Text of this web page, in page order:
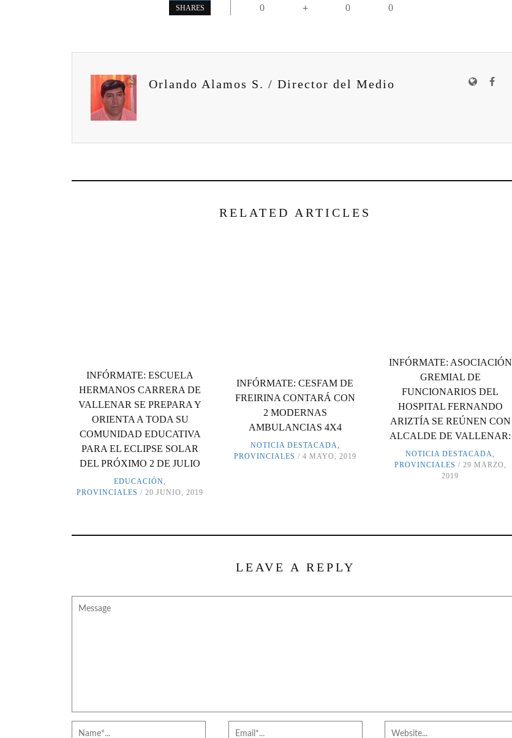
SHARES 0 + 0 0
Orlando Alamos S. / Director del Medio
RELATED ARTICLES
INFÓRMATE: ESCUELA
HERMANOS CARRERA DE
VALLENAR SE PREPARA Y
ORIENTA A TODA SU
COMUNIDAD EDUCATIVA
PARA EL ECLIPSE SOLAR
DEL PRÓXIMO 2 DE JULIO
EDUCACIÓN,
PROVINCIALES
20 JUNIO, 2019
INFÓRMATE: CESFAM DE
FREIRINA CONTARÁ CON
2 MODERNAS
AMBULANCIAS 4X4
NOTICIA DESTACADA
PROVINCIALES
4 MAYO, 2019
INFÓRMATE: ASOCIACIÓN
GREMIAL DE
FUNCIONARIOS DEL
HOSPITAL FERNANDO
ARIZTÍA SE REÚNEN CON
ALCALDE DE VALLENAR:
NOTICIA DESTACADA,
PROVINCIALES
29 MARZO,
2019
LEAVE A REPLY